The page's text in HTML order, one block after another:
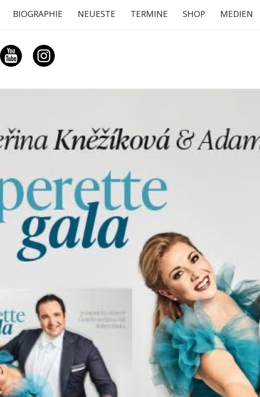
BIOGRAPHIE NEUESTE TERMINE SHOP MEDIEN